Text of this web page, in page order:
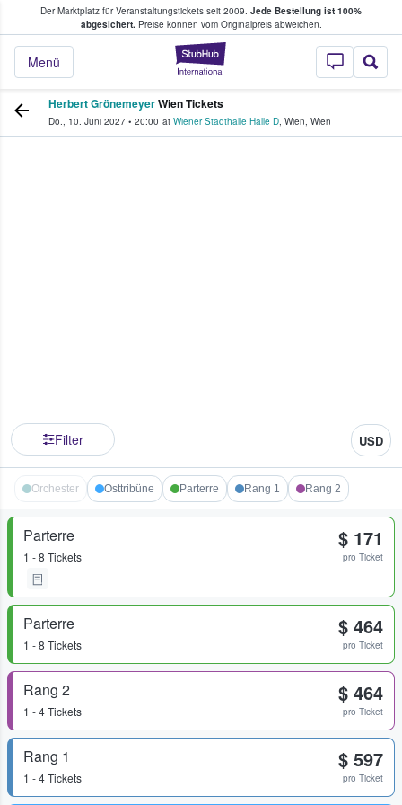
Der Marktplatz für Veranstaltungstickets seit 2009. Jede Bestellung ist 100%
abgesichert.Preise können vom Originalpreis abweichen.
StubHub - Wo
Menü
Tickets kaufen & verkaufen
Herbert GrönemeyerWien Tickets
Do., 10. Juni 2027 • 20:00 at Wiener Stadthalle Halle D, Wien, Wien
Filter USD
Orchester Osttribüne Parterre Rang 1 Rang 2
Parterre
1 - 8 Tickets
$ 171
pro Ticket
Parterre
1 - 8 Tickets
$ 464
pro Ticket
Rang 2
1 - 4 Tickets
$ 464
pro Ticket
Rang 1
1 - 4 Tickets
$ 597
pro Ticket